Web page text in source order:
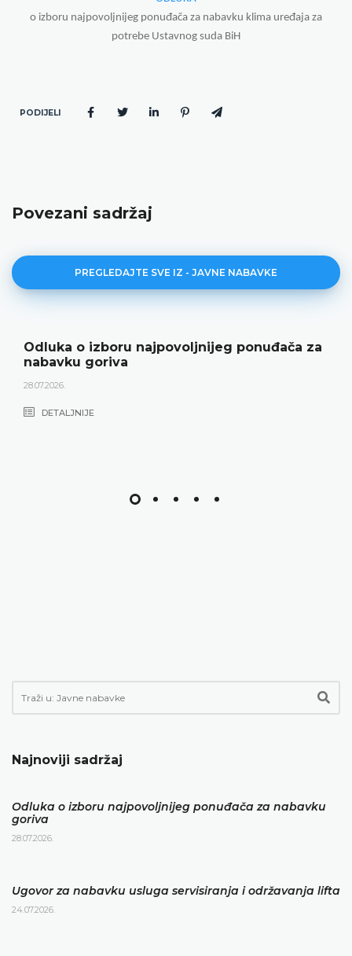
o izboru najpovoljnijeg ponuđača za nabavku klima uređaja za
potrebe Ustavnog suda BiH
PODIJELI
Povezani sadržaj
PREGLEDAJTE SVE IZ - JAVNE NABAVKE
Odluka o izboru najpovoljnijeg ponuđača za
nabavku goriva
28.07.2026.
DETALJNIJE
Najnoviji sadržaj
Odluka o izboru najpovoljnijeg ponuđača za nabavku
goriva
28.07.2026.
Ugovor za nabavku usluga servisiranja i održavanja lifta
24.07.2026.